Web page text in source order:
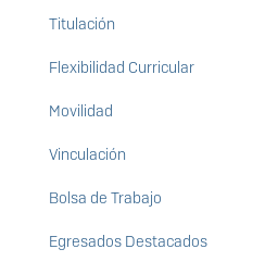
Titulación
Flexibilidad Curricular
Movilidad
Vinculación
Bolsa de Trabajo
Egresados Destacados